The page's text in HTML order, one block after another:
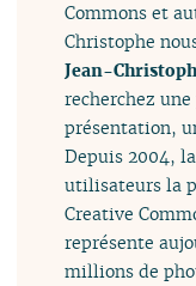
Commons et
Christophe
Jean-
recherchez
présentation,
Depuis 2004,
utilisateurs la
Creative
représente
millions de